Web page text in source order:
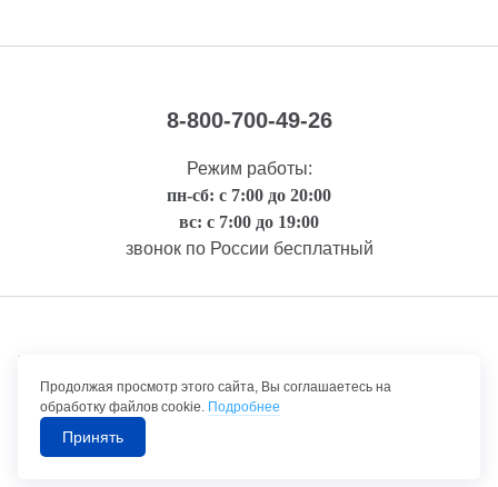
8-800-700-49-26
Режим работы:
пн-сб: с 7:00 до 20:00
вс: с 7:00 до 19:00
звонок по России бесплатный
Правовая информация
©1992-2026 ТрансТехСервис – продажа и обслуживание автомобилей.
Продолжая просмотр этого сайта, Вы соглашаетесь на
обработку файлов cookie. Подробнее
Принять